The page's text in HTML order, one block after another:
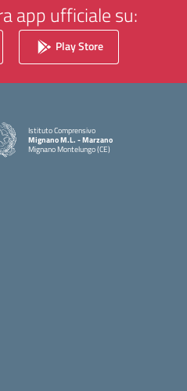
app ufficiale su:
Play Store
Istituto Comprensivo
Mignano M.L. - Marzano
Mignano Montelungo (CE)
— Visita la pagina iniziale della scuola